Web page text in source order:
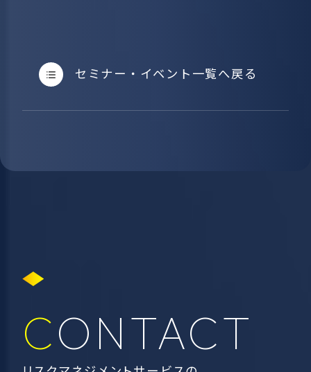
セミナー・イベント一覧へ戻る
CONTACT